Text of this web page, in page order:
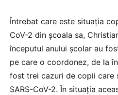
Întrebat care este situația
CoV-2 din școala sa,
începutul anului școlar au
pe care o coordonez, de la
fost trei cazuri de copii care
SARS-CoV-2. În situația